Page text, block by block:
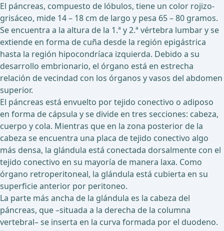
El páncreas, compuesto de lóbulos, tiene un color rojizo-
grisáceo, mide 14 – 18 cm de largo y pesa 65 – 80 gramos.
Se encuentra a la altura de la 1.ª y 2.ª vértebra lumbar y se
extiende en forma de cuña desde la región epigástrica
hasta la región hipocondríaca izquierda. Debido a su
desarrollo embrionario, el órgano está en estrecha
relación de vecindad con los órganos y vasos del abdomen
superior.
El páncreas está envuelto por tejido conectivo o adiposo
en forma de cápsula y se divide en tres secciones: cabeza,
cuerpo y cola. Mientras que en la zona posterior de la
cabeza se encuentra una placa de tejido conectivo algo
más densa, la glándula está conectada dorsalmente con el
tejido conectivo en su mayoría de manera laxa. Como
órgano retroperitoneal, la glándula está cubierta en su
superficie anterior por peritoneo.
La parte más ancha de la glándula es la cabeza del
páncreas, que –situada a la derecha de la columna
vertebral– se inserta en la curva formada por el duodeno.